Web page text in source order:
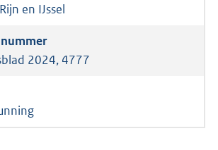
en IJssel
2024, 4777